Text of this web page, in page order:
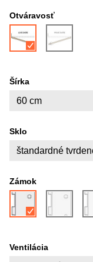
Otváravosť
Šírka
Sklo
Zámok
Ventilácia